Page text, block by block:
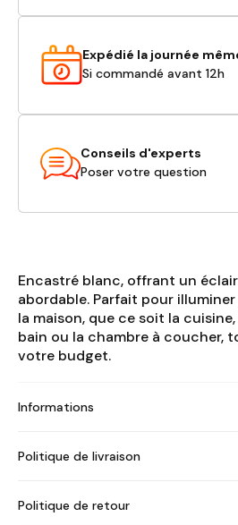
Expédié la journée
Si commandé avant 12h
Conseils d'experts
Poser votre question
Encastré blanc, offrant un
abordable. Parfait pour
la maison, que ce soit la
bain ou la chambre à coucher,
votre budget.
Informations
Politique de livraison
Politique de retour